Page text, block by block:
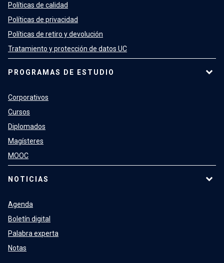
Políticas de calidad
Políticas de privacidad
Políticas de retiro y devolución
Tratamiento y protección de datos UC
PROGRAMAS DE ESTUDIO
Corporativos
Cursos
Diplomados
Magísteres
MOOC
NOTICIAS
Agenda
Boletín digital
Palabra experta
Notas